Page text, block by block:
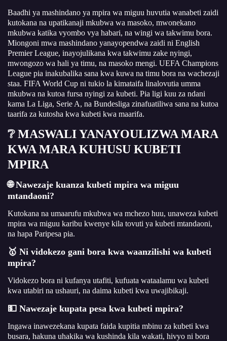
Baadhi ya mashindano ya mpira wa miguu huvutia wanabeti zaidi
kutokana na upatikanaji mkubwa wa masoko, mwonekano
mkubwa katika vyombo vya habari, na wingi wa takwimu bora.
Miongoni mwa mashindano yanayopendwa zaidi ni English
Premier League, inayojulikana kwa takwimu zake nyingi,
mwongozo wa hali ya timu, na masoko mengi. UEFA Champions
League pia inakubalika sana kwa kuwa na timu bora na wachezaji
staa. FIFA World Cup ni tukio la kimataifa linalovutia umma
mkubwa na kutoa fursa nyingi za kubeti. Pia ligi kuu za ndani
kama La Liga, Serie A, na Bundesliga zinafuatiliwa sana na kutoa
taarifa za kutosha kwa kubeti kwa maarifa.
❔ MASWALI YANAYOULIZWA MARA
KWA MARA KUHUSU KUBETI
MPIRA
🌐 Nawezaje kuanza kubeti mpira wa miguu
mtandaoni?
Kutokana na umaarufu mkubwa wa mchezo huu, unaweza kubeti
mpira wa miguu karibu kwenye kila tovuti ya kubeti mtandaoni,
na hapa Paripesa pia.
🥇 Ni vidokezo gani bora kwa waanzilishi wa kubeti
mpira?
Vidokezo bora ni kufanya utafiti, kufuata wataalamu wa kubeti
kwa utabiri na ushauri, na daima kubeti kwa uwajibikaji.
💵 Nawezaje kupata pesa kwa kubeti mpira?
Ingawa inawezekana kupata faida kupitia mbinu za kubeti kwa
busara, hakuna uhakika wa kushinda kila wakati, hivyo ni bora